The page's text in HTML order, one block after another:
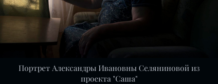
Портрет Александры Ивановны Селяниновой из
проекта "Саша"